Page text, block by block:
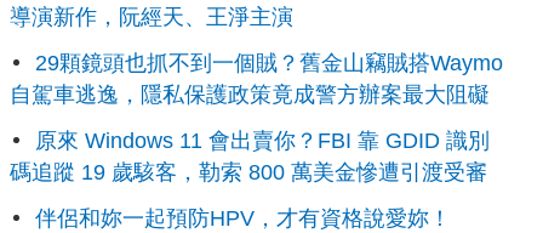
導演新作，阮經天、王淨主演
29顆鏡頭也抓不到一個賊？舊金山竊賊搭Waymo
自駕車逃逸，隱私保護政策竟成警方辦案最大阻礙
原來 Windows 11 會出賣你？FBI 靠 GDID 識別
碼追蹤 19 歲駭客，勒索 800 萬美金慘遭引渡受審
伴侶和妳一起預防HPV，才有資格說愛妳！